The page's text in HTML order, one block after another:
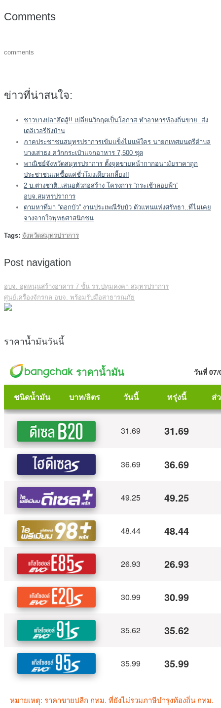
Comments
comments
ข่าวที่น่าสนใจ:
ชาวบางปลาฮึดสู้!! เปลี่ยนวิกฤตเป็นโอกาส ทำอาหารท้องถิ่นขาย..ส่ง
เดลิเวอรี่ถึงบ้าน
ภาคประชาชนสมุทรปราการเข้มแข็งไม่แพ้ใคร นายกเทศมนตรีตำบล
บางเสาธง ควักกระเป๋าแจกอาหาร 7,500 ชุด
พาณิชย์จังหวัดสมุทรปราการ ตั้งจุดขายหน้ากากอนามัยราคาถูก
ประชาชนแห่ซื้อแค่ชั่วโมงเดียวเกลี้ยง!!
2 บ.ต่างชาติ..เสนอตัวก่อสร้าง โครงการ “กระเช้าลอยฟ้า”
อบจ.สมุทรปราการ
ตามหาที่มา “ดอกบัว” งานประเพณีรับบัว ตัวแทนแห่งศรัทธา..ที่ไม่เคย
จางจากใจพุทธศาสนิกชน
Tags: จังหวัดสมุทรปราการ
Post navigation
อบจ. อุดหนุนสร้างอาคาร 7 ชั้น รร.ปทุมคงคา สมุทรปราการ
ศูนย์เครื่องจักรกล อบจ. พร้อมรับมือสาธารณภัย
ราคาน้ำมันวันนี้